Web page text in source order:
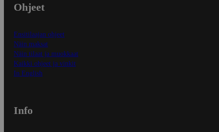
Ohjeet
Ensitilaajan ohjeet
Näin maksat
Näin tilaat ja muokkaat
Kaikki ohjeet ja vinkit
In English
Info